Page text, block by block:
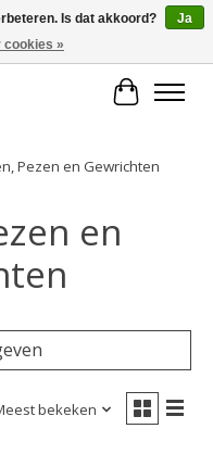
Pezen en Gewrichten
en
bekeken
Is dat akkoord?
Ja
cookies »